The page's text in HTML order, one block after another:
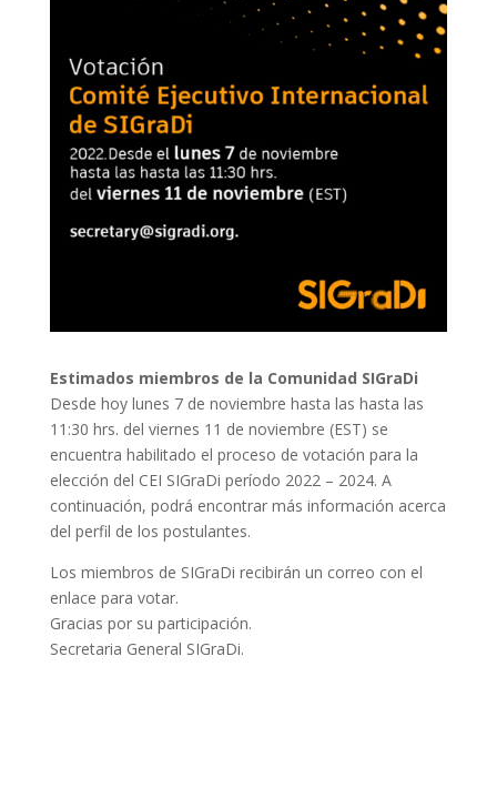
Estimados miembros de la Comunidad SIGraDi
Desde hoy lunes 7 de noviembre hasta las hasta las
11:30 hrs. del viernes 11 de noviembre (EST) se
encuentra habilitado el proceso de votación para la
elección del CEI SIGraDi período 2022 – 2024. A
continuación, podrá encontrar más información acerca
del perfil de los postulantes.
Los miembros de SIGraDi recibirán un correo con el
enlace para votar.
Gracias por su participación.
Secretaria General SIGraDi.